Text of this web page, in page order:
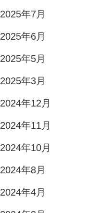
2025年7月
2025年6月
2025年5月
2025年3月
2024年12月
2024年11月
2024年10月
2024年8月
2024年4月